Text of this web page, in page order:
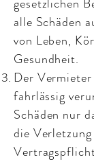
alle Schäden
von Leben,
Gesundheit.
Der
fahrlässig
Schäden nur
die